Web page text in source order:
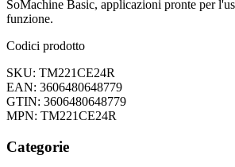
SoMachine Basic, applicazioni pronte per
funzione.
Codici prodotto
SKU: TM221CE24R
EAN: 3606480648779
GTIN: 3606480648779
MPN: TM221CE24R
Categorie